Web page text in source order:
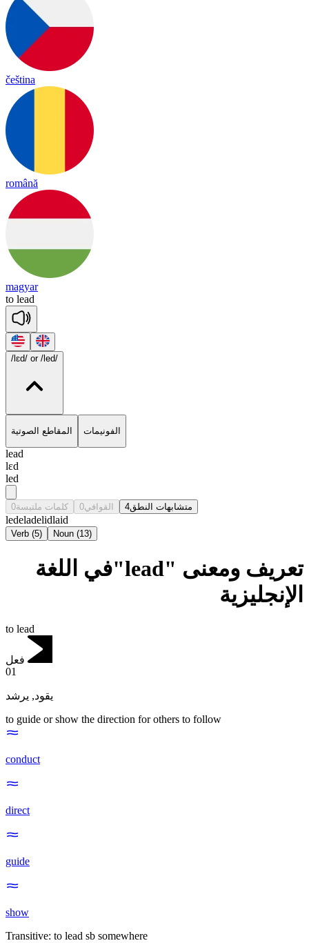
čeština
română
magyar
to lead
/lɛd/ or /led/
المقاطع الصوتية الفونيمات
lead
lɛd
led
كلمات ملتبسة0 القوافي0 متشابهات النطق4
ledeladelidlaid
Verb (5) Noun (13)
تعريف ومعنى "lead"في اللغة
الإنجليزية
to lead
فعل
01
يقود, يرشد
to guide or show the direction for others to follow
conduct
direct
guide
show
Transitive: to lead sb somewhere